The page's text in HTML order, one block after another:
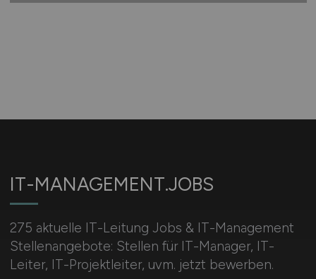
IT-MANAGEMENT.JOBS
275 aktuelle IT-Leitung Jobs & IT-Management
Stellenangebote: Stellen für IT-Manager, IT-
Leiter, IT-Projektleiter, uvm. jetzt bewerben.